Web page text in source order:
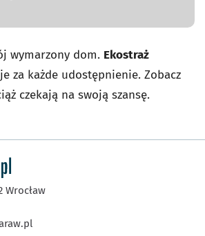
wymarzony dom. Ekostraż
za każde udostępnienie. Zobacz
czekają na swoją szansę.
Wrocław